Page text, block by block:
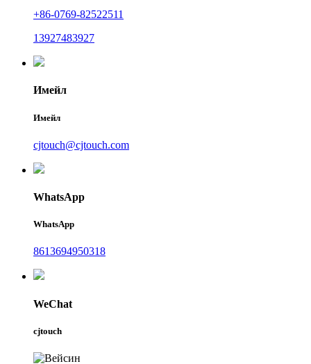
+86-0769-82522511
13927483927
Имейл
Имейл
cjtouch@cjtouch.com
WhatsApp
WhatsApp
8613694950318
WeChat
cjtouch